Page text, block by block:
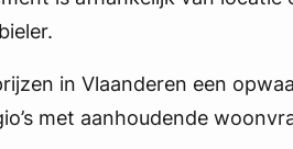
in Vlaanderen een
met aanhoudende